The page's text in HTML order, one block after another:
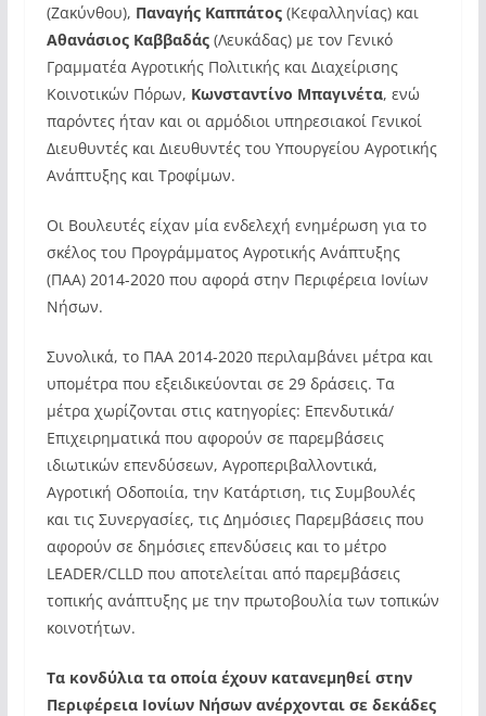
(Ζακύνθου), Παναγής Καππάτος(Κεφαλληνίας) και
Αθανάσιος Καββαδάς(Λευκάδας) με τον Γενικό
Γραμματέα Αγροτικής Πολιτικής και Διαχείρισης
Κοινοτικών Πόρων, Κωνσταντίνο Μπαγινέτα, ενώ
παρόντες ήταν και οι αρμόδιοι υπηρεσιακοί Γενικοί
Διευθυντές και Διευθυντές του Υπουργείου Αγροτικής
Ανάπτυξης και Τροφίμων.
Οι Βουλευτές είχαν μία ενδελεχή ενημέρωση για το
σκέλος του Προγράμματος Αγροτικής Ανάπτυξης
(ΠΑΑ) 2014-2020 που αφορά στην Περιφέρεια Ιονίων
Νήσων.
Συνολικά, το ΠΑΑ 2014-2020 περιλαμβάνει μέτρα και
υπομέτρα που εξειδικεύονται σε 29 δράσεις. Τα
μέτρα χωρίζονται στις κατηγορίες: Επενδυτικά/
Επιχειρηματικά που αφορούν σε παρεμβάσεις
ιδιωτικών επενδύσεων, Αγροπεριβαλλοντικά,
Αγροτική Οδοποιία, την Κατάρτιση, τις Συμβουλές
και τις Συνεργασίες, τις Δημόσιες Παρεμβάσεις που
αφορούν σε δημόσιες επενδύσεις και το μέτρο
LEADER/CLLD που αποτελείται από παρεμβάσεις
τοπικής ανάπτυξης με την πρωτοβουλία των τοπικών
κοινοτήτων.
Τα κονδύλια τα οποία έχουν κατανεμηθεί στην
Περιφέρεια Ιονίων Νήσων ανέρχονται σε δεκάδες